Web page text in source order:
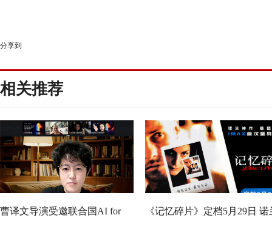
分享到
相关推荐
曹译文导演受邀联合国AI for 《记忆碎片》定档5月29日 诺